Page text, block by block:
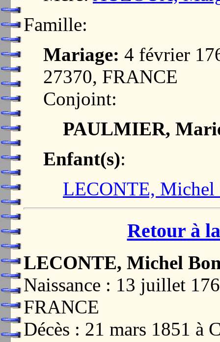
Famille:
Mariage: 4 février
27370, FRANCE
Conjoint:
PAULMIER,
Enfant(s):
LECONTE, Michel
Retour à
LECONTE, Michel
Naissance : 13 juillet
FRANCE
Décès : 21 mars 1851